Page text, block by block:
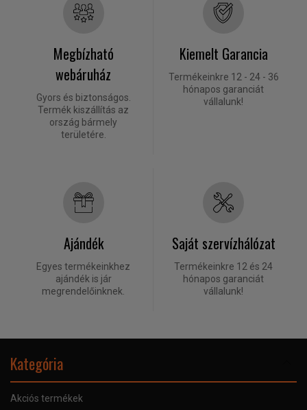
Megbízható
webáruház
Gyors és biztonságos.
Termék kiszállítás az
ország bármely
területére.
Kiemelt Garancia
Termékeinkre 12 - 24 - 36
hónapos garanciát
vállalunk!
Ajándék
Egyes termékeinkhez
ajándék is jár
megrendelőinknek.
Saját szervízhálózat
Termékeinkre 12 és 24
hónapos garanciát
vállalunk!
Kategória
Akciós termékek